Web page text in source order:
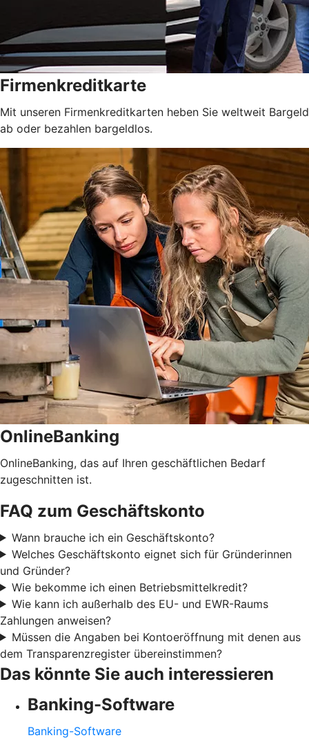
Firmenkreditkarte
Mit unseren Firmenkreditkarten heben Sie weltweit Bargeld
ab oder bezahlen bargeldlos.
OnlineBanking
OnlineBanking, das auf Ihren geschäftlichen Bedarf
zugeschnitten ist.
FAQ zum Geschäftskonto
Wann brauche ich ein Geschäftskonto?
Welches Geschäftskonto eignet sich für Gründerinnen
und Gründer?
Wie bekomme ich einen Betriebsmittelkredit?
Wie kann ich außerhalb des EU- und EWR-Raums
Zahlungen anweisen?
Müssen die Angaben bei Kontoeröffnung mit denen aus
dem Transparenzregister übereinstimmen?
Das könnte Sie auch interessieren
Banking-Software
Banking-Software